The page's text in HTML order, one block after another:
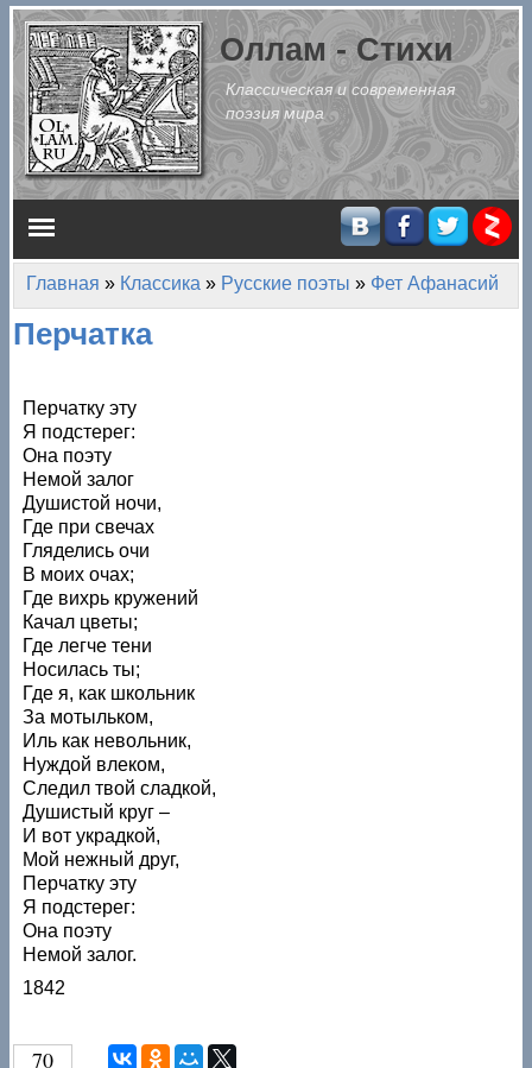
Перейти к основному содержанию
Оллам - Стихи
Классическая и современная
поэзия мира
Главное меню
Вы здесь
Главная » Классика » Русские поэты » Фет Афанасий
Перчатка
Перчатку эту
Я подстерег:
Она поэту
Немой залог
Душистой ночи,
Где при свечах
Гляделись очи
В моих очах;
Где вихрь кружений
Качал цветы;
Где легче тени
Носилась ты;
Где я, как школьник
За мотыльком,
Иль как невольник,
Нуждой влеком,
Следил твой сладкой,
Душистый круг –
И вот украдкой,
Мой нежный друг,
Перчатку эту
Я подстерег:
Она поэту
Немой залог.
1842
70